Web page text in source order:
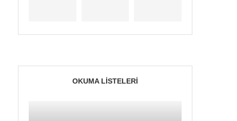
OKUMA LISTELERI